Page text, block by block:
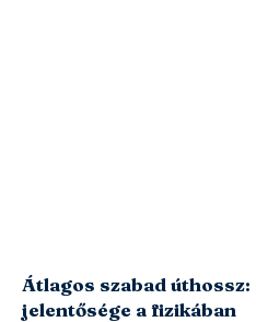
Átlagos szabad
jelentősége a fizikában